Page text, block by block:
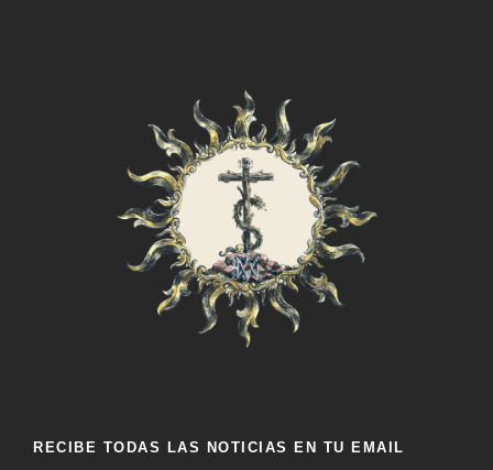
RECIBE TODAS LAS NOTICIAS EN TU EMAIL